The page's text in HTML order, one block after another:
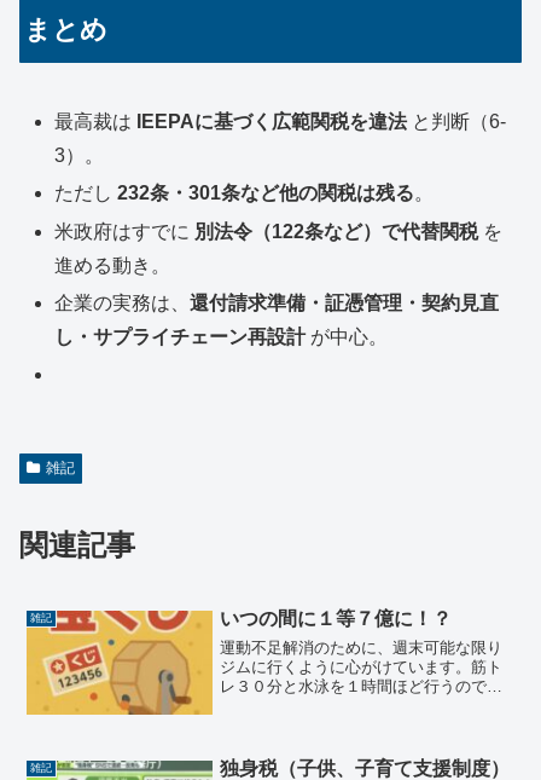
まとめ
最高裁は IEEPAに基づく広範関税を違法と判断（6-
3）。
ただし232条・301条など他の関税は残る。
米政府はすでに 別法令（122条など）で代替関税を
進める動き。
企業の実務は、還付請求準備・証憑管理・契約見直
し・サプライチェーン再設計が中心。
雑記
関連記事
雑記 いつの間に１等７億に！？
運動不足解消のために、週末可能な限り
ジムに行くように心がけています。筋ト
レ３０分と水泳を１時間ほど行うのです
資しているS&P5...
雑記 独身税（子供、子育て支援制度）